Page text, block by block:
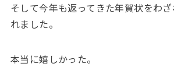
そして今年も返ってきた年賀状をわ
れました。
本当に嬉しかった。